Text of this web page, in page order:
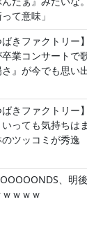
て意味」
ばきファクトリー
卒業コンサートで
』が今でも思い
ばきファクトリー
いっても気持ちは
ツッコミが秀逸
、明
ｗｗｗｗ